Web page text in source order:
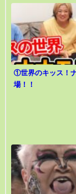
①世界のキッス！
場！！